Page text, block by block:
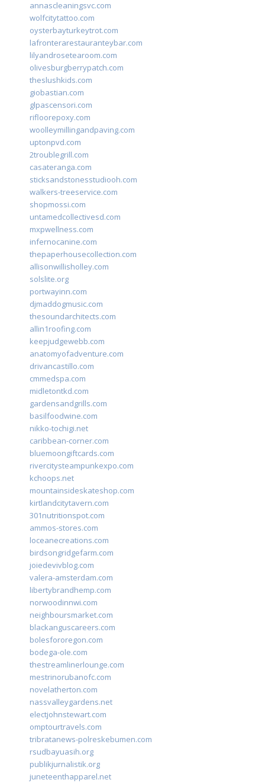
annascleaningsvc.com
wolfcitytattoo.com
oysterbayturkeytrot.com
lafronterarestauranteybar.com
lilyandrosetearoom.com
olivesburgberrypatch.com
theslushkids.com
giobastian.com
glpascensori.com
rifloorepoxy.com
woolleymillingandpaving.com
uptonpvd.com
2troublegrill.com
casateranga.com
sticksandstonesstudiooh.com
walkers-treeservice.com
shopmossi.com
untamedcollectivesd.com
mxpwellness.com
infernocanine.com
thepaperhousecollection.com
allisonwillisholley.com
solslite.org
portwayinn.com
djmaddogmusic.com
thesoundarchitects.com
allin1roofing.com
keepjudgewebb.com
anatomyofadventure.com
drivancastillo.com
cmmedspa.com
midletontkd.com
gardensandgrills.com
basilfoodwine.com
nikko-tochigi.net
caribbean-corner.com
bluemoongiftcards.com
rivercitysteampunkexpo.com
kchoops.net
mountainsideskateshop.com
kirtlandcitytavern.com
301nutritionspot.com
ammos-stores.com
loceanecreations.com
birdsongridgefarm.com
joiedevivblog.com
valera-amsterdam.com
libertybrandhemp.com
norwoodinnwi.com
neighboursmarket.com
blackanguscareers.com
bolesfororegon.com
bodega-ole.com
thestreamlinerlounge.com
mestrinorubanofc.com
novelatherton.com
nassvalleygardens.net
electjohnstewart.com
omptourtravels.com
tribratanews-polreskebumen.com
rsudbayuasih.org
publikjurnalistik.org
juneteenthapparel.net